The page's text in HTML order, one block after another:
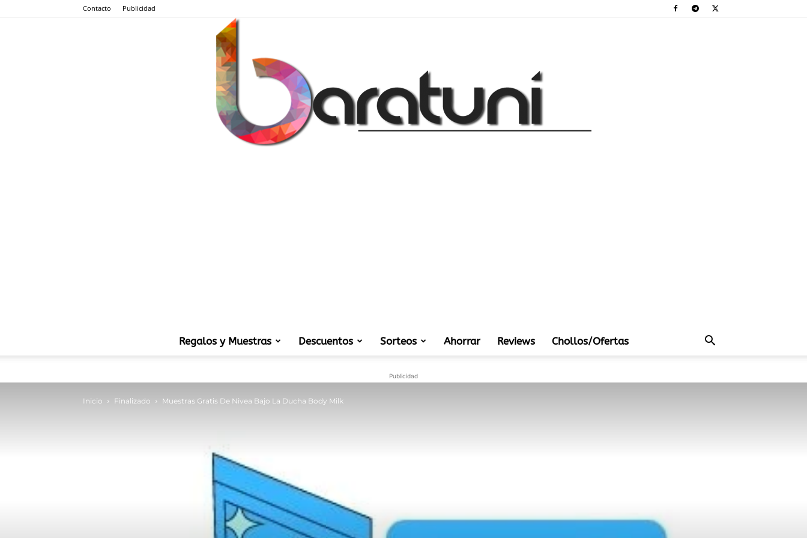
Contacto Publicidad
muestras
Regalos y Muestras Descuentos Sorteos Ahorrar Reviews Chollos/Ofertas
Publicidad
Inicio Finalizado Muestras Gratis De Nivea Bajo La Ducha Body Milk